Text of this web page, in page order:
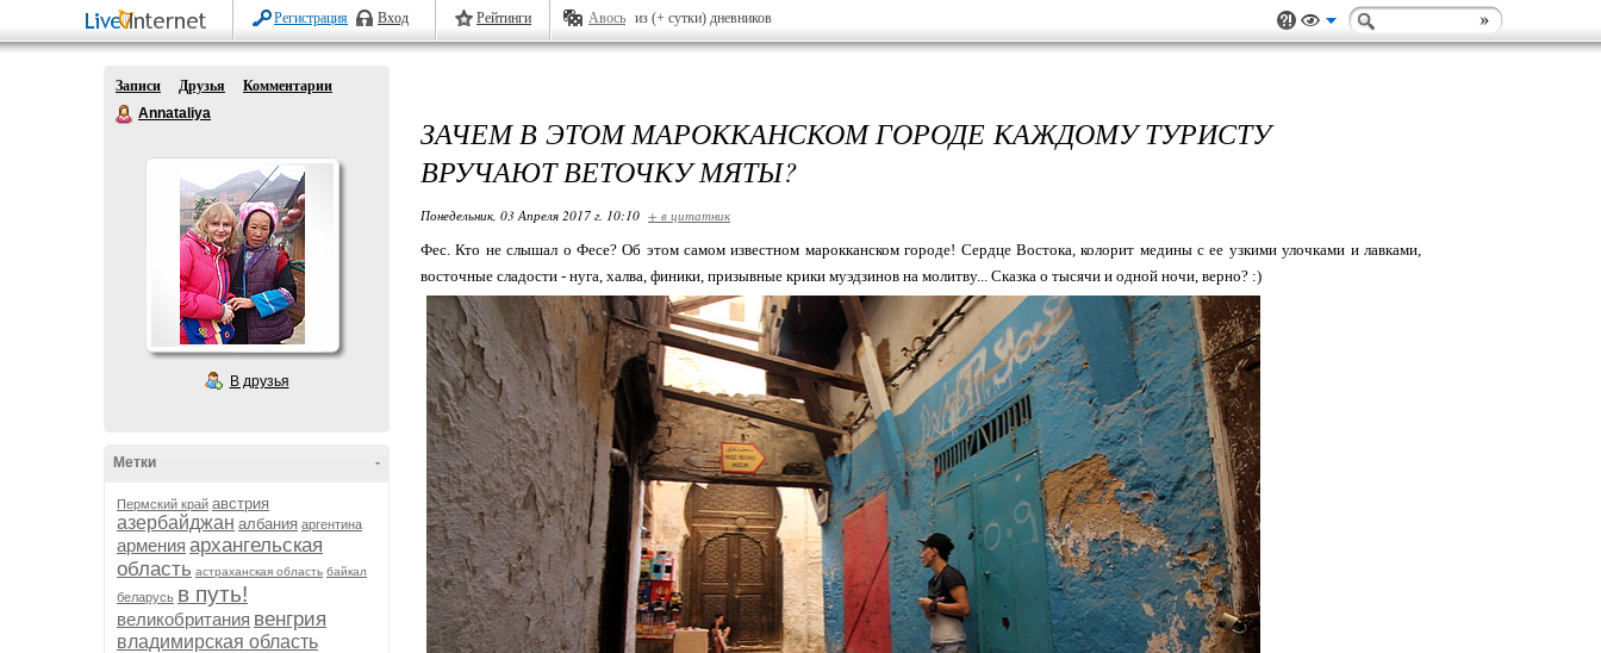
Регистрация Вход Рейтинги Авось из (+ сутки) дневников
Записи Друзья
Комментарии
Annataliya
В друзья
-
Метки
Пермский край австрия
азербайджан албания аргентина
армения архангельская
область астраханская область байкал
беларусь в путь!
великобритания венгрия
владимирская область
ЗАЧЕМ В ЭТОМ МАРОККАНСКОМ ГОРОДЕ КАЖДОМУ ТУРИСТУ
ВРУЧАЮТ ВЕТОЧКУ МЯТЫ?
Понедельник, 03 Апреля 2017 г. 10:10 + в цитатник
Фес. Кто не слышал о Фесе? Об этом самом известном марокканском городе! Сердце Востока, колорит медины с ее узкими улочками и лавками,
восточные сладости - нуга, халва, финики, призывные крики муэдзинов на молитву... Сказка о тысячи и одной ночи, верно? :)